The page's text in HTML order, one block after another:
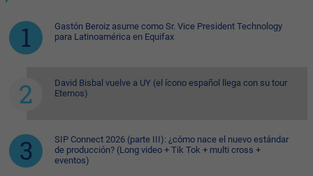
Gastón Beroiz asume como Sr. Vice President Technology
para Latinoamérica en Equifax
David Bisbal vuelve a UY (el ícono español llega con su tour
Eternos)
SIP Connect 2026 (parte III): ¿cómo nace el nuevo estándar
de producción? (Long video + Tik Tok + multi cross +
eventos)